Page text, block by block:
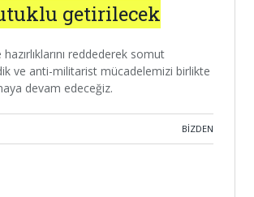
getirilecek
reddederek somut
ve anti-militarist mücadelemizi birlikte
devam edeceğiz.
BIZDEN